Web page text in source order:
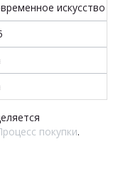
искусство
покупки.